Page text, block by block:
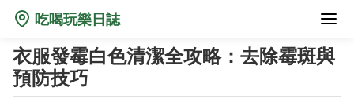
吃喝玩樂日誌
衣服發霉白色清潔全攻略：去除霉斑與
預防技巧